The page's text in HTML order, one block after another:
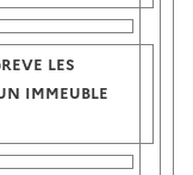
LES
IMMEUBLE